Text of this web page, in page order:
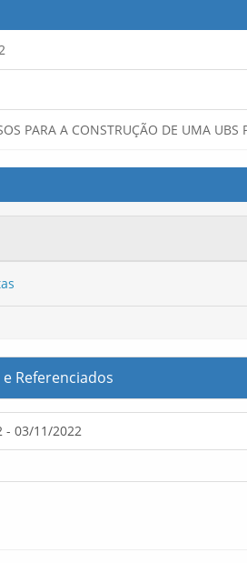
PARA A CONSTRUÇÃO DE UMA
Referenciados
- 03/11/2022